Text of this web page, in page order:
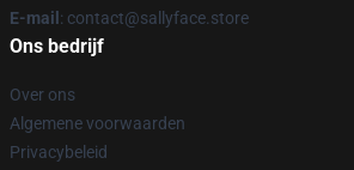
E-mail : contact@sallyface.store
Ons bedrijf
Over ons
Algemene voorwaarden
Privacybeleid